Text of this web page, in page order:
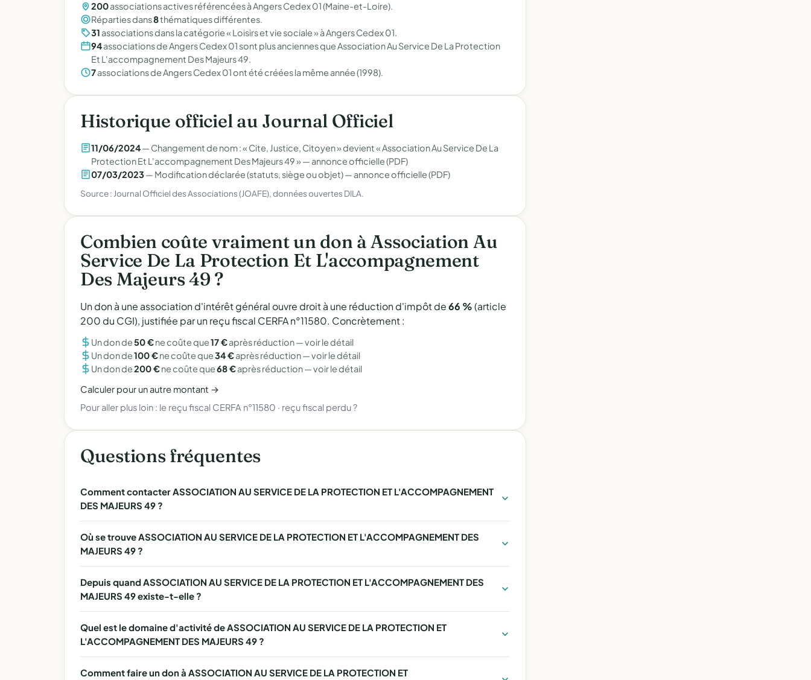
200associations actives référencées à Angers Cedex 01 (Maine-et-Loire).
Réparties dans8thématiques différentes.
31 associations dans la catégorie « Loisirs et vie sociale » à Angers Cedex 01.
94associations de Angers Cedex 01 sont plus anciennes que Association Au Service De La Protection
Et L'accompagnement Des Majeurs 49.
7associations de Angers Cedex 01 ont été créées la même année (1998).
Historique officiel au Journal Officiel
11/06/2024— Changement de nom : « Cite, Justice, Citoyen » devient « Association Au Service De La
Protection Et L'accompagnement Des Majeurs 49 » — annonce officielle (PDF)
07/03/2023— Modification déclarée (statuts, siège ou objet) — annonce officielle (PDF)
Source : Journal Officiel des Associations (JOAFE), données ouvertes DILA.
Combien coûte vraiment un don à Association Au
Service De La Protection Et L'accompagnement
Des Majeurs 49 ?
Un don à une association d'intérêt général ouvre droit à une réduction d'impôt de66 %(article
200 du CGI), justifiée par un reçu fiscal CERFA n°11580. Concrètement :
Un don de50 €ne coûte que17 €après réduction —voir le détail
Un don de100 €ne coûte que34 €après réduction —voir le détail
Un don de200 €ne coûte que68 €après réduction —voir le détail
Calculer pour un autre montant →
Pour aller plus loin : le reçu fiscal CERFA n°11580 · reçu fiscal perdu ?
Questions fréquentes
Comment contacter ASSOCIATION AU SERVICE DE LA PROTECTION ET L'ACCOMPAGNEMENT
DES MAJEURS 49 ?
Où se trouve ASSOCIATION AU SERVICE DE LA PROTECTION ET L'ACCOMPAGNEMENT DES
MAJEURS 49 ?
Depuis quand ASSOCIATION AU SERVICE DE LA PROTECTION ET L'ACCOMPAGNEMENT DES
MAJEURS 49 existe-t-elle ?
Quel est le domaine d'activité de ASSOCIATION AU SERVICE DE LA PROTECTION ET
L'ACCOMPAGNEMENT DES MAJEURS 49 ?
Comment faire un don à ASSOCIATION AU SERVICE DE LA PROTECTION ET